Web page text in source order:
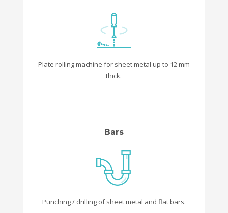
Plate rolling machine for sheet metal up to 12 mm
thick.
Bars
Punching / drilling of sheet metal and flat bars.